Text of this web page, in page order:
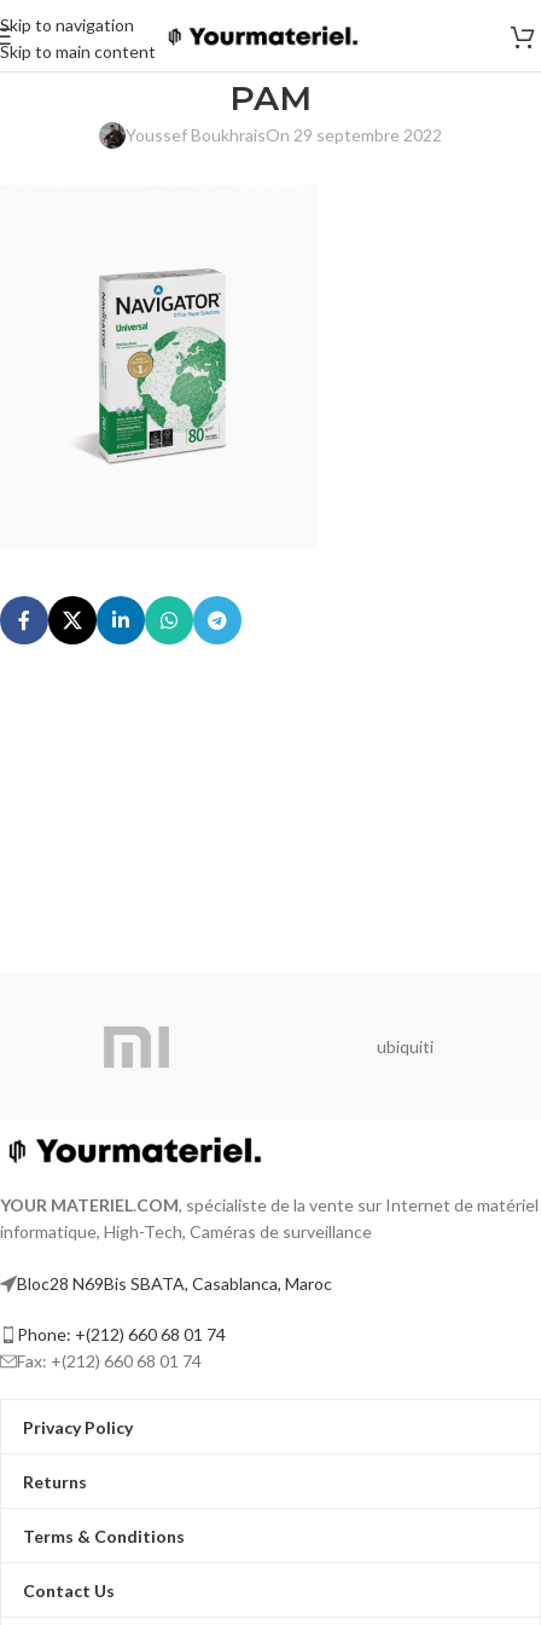
Skip to navigation
Skip to main content
PAM
Youssef BoukhraisOn 29 septembre 2022
ubiquiti
YOUR MATERIEL.COM, spécialiste de la vente sur Internet de matériel
informatique, High-Tech, Caméras de surveillance
Bloc28 N69Bis SBATA, Casablanca, Maroc
Phone: +(212) 660 68 01 74
Fax: +(212) 660 68 01 74
Privacy Policy
Returns
Terms & Conditions
Contact Us